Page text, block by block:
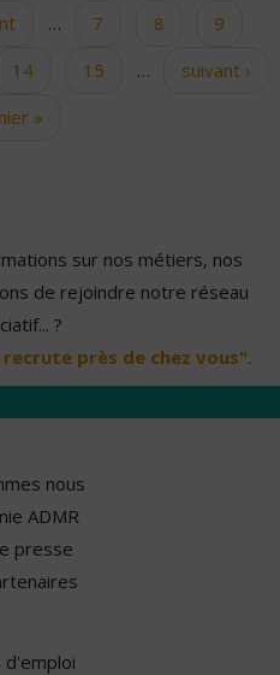
… 7 8
9
14 15 …
suivant ›
»
sur nos métiers, nos
de rejoindre notre réseau
?
recrute près de chez vous".
nous
ADMR
presse